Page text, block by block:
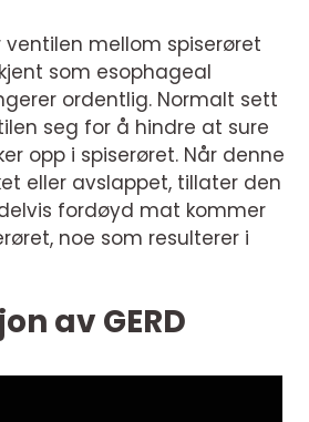
ventilen mellom spiserøret
som esophageal
ordentlig. Normalt sett
seg for å hindre at sure
opp i spiserøret. Når denne
eller avslappet, tillater den
fordøyd mat kommer
noe som resulterer i
av GERD